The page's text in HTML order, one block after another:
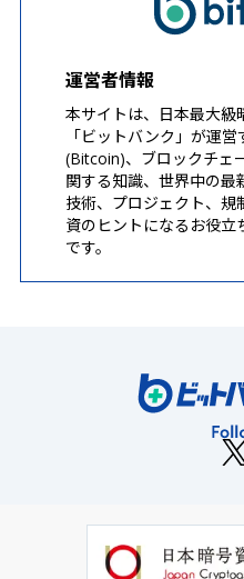
運営者情報
本サイトは、日本最大級
「ビットバンク」が運
(Bitcoin)、ブロックチェ
関する知識、世界中の最
技術、プロジェクト、規
資のヒントになるお役立
です。